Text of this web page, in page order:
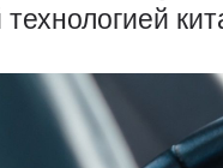
технологией